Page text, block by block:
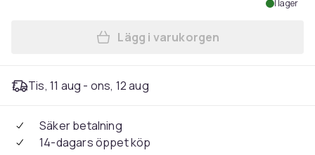
I lager
Lägg till Bilkudde/
Lägg i varukorgen
Tis, 11 aug - ons, 12 aug
Säker betalning
14-dagars öppet köp